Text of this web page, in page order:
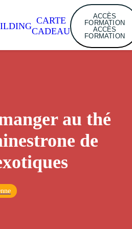
CARTE
CADEAU
ACCÈS
FORMATION
ACCÈS
FORMATION
au thé
de